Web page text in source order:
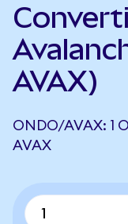
AVAX)
ONDO/AVAX: 1
AVAX